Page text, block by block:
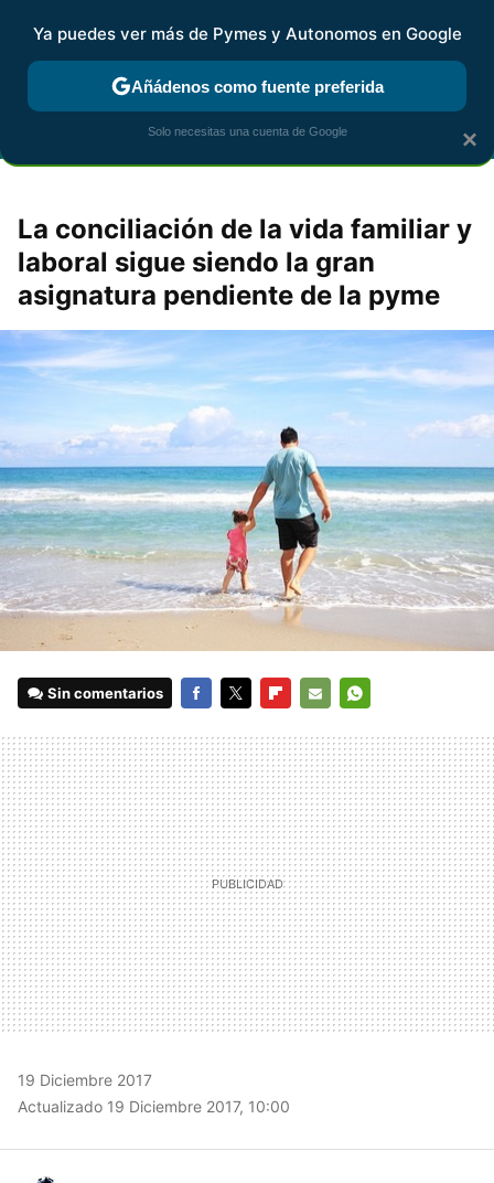
FISCALIDAD Y CONTABILIDAD KIT DIGITAL RENTA
La conciliación de la vida familiar y
laboral sigue siendo la gran
asignatura pendiente de la pyme
Sin comentarios
MAIL
19 Diciembre 2017
Actualizado 19 Diciembre 2017, 10:00
×
Ya puedes ver más de Pymes y Autonomos en Google
Añádenos como fuente preferida
Solo necesitas una cuenta de Google